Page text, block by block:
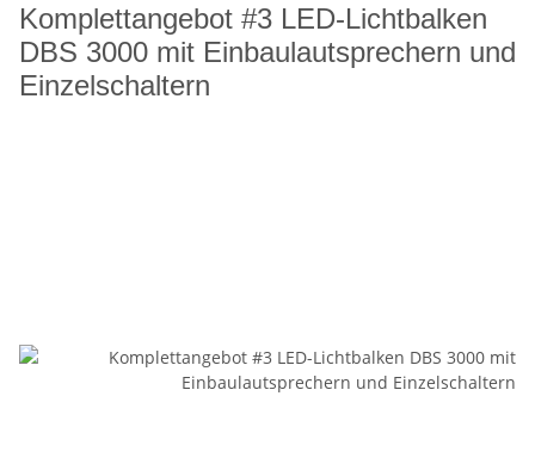
Komplettangebot #3 LED-Lichtbalken
DBS 3000 mit Einbaulautsprechern und
Einzelschaltern